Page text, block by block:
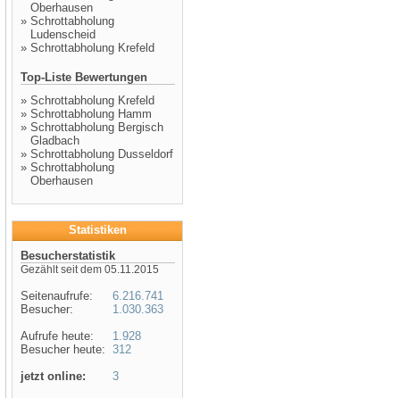
Oberhausen
» Schrottabholung
Ludenscheid
» Schrottabholung Krefeld
Top-Liste Bewertungen
» Schrottabholung Krefeld
» Schrottabholung Hamm
» Schrottabholung Bergisch
Gladbach
» Schrottabholung Dusseldorf
» Schrottabholung
Oberhausen
Statistiken
Besucherstatistik
Gezählt seit dem 05.11.2015
Seitenaufrufe:
Besucher:
Aufrufe heute:
Besucher heute:
jetzt online:
6.216.741
1.030.363
1.928
312
3